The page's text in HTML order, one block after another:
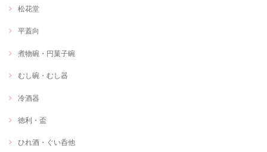
松花堂
平蓋向
煮物碗・円菓子碗
むし碗・むし器
冷酒器
徳利・盃
ひれ酒・ぐい呑他